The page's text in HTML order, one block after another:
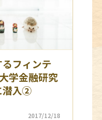
るフィンテ
学金融研究
潜入②
2017/12/18